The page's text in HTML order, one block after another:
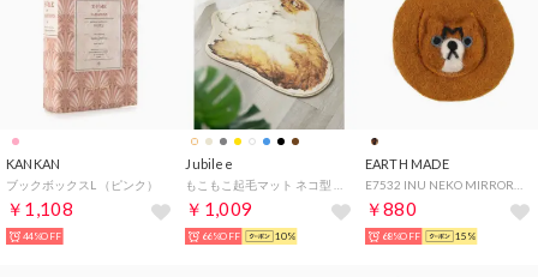
KANKAN
ブックボックスL （ピンク）
￥1,108
44%OFF
Jubilee
￥1,009
66%OFF 10%
EARTH MADE
￥880
68%OFF 15%